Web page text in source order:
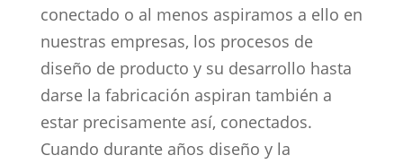
conectado o al menos aspiramos a ello en
nuestras empresas, los procesos de
diseño de producto y su desarrollo hasta
darse la fabricación aspiran también a
estar precisamente así, conectados.
Cuando durante años diseño y la